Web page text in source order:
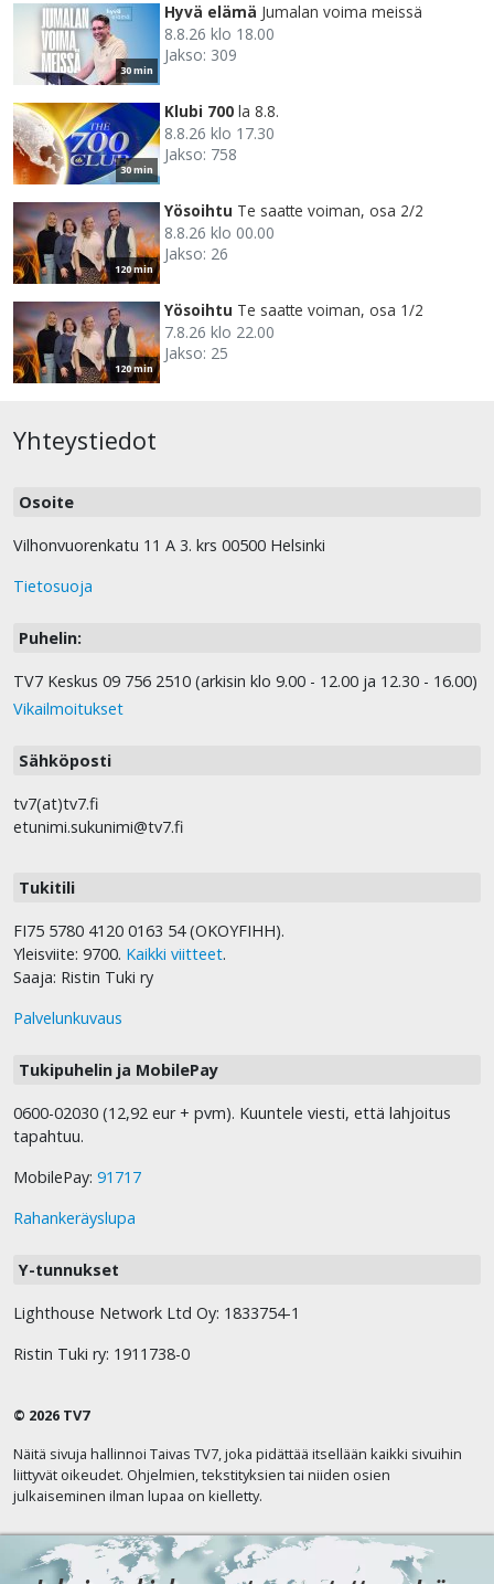
30 min
Hyvä elämä Jumalan voima meissä
8.8.26 klo 18.00
Jakso: 309
30 min
Klubi 700 la 8.8.
8.8.26 klo 17.30
Jakso: 758
120 min
Yösoihtu Te saatte voiman, osa 2/2
8.8.26 klo 00.00
Jakso: 26
120 min
Yösoihtu Te saatte voiman, osa 1/2
7.8.26 klo 22.00
Jakso: 25
Yhteystiedot
Osoite
Vilhonvuorenkatu 11 A 3. krs 00500 Helsinki
Tietosuoja
Puhelin:
TV7 Keskus 09 756 2510 (arkisin klo 9.00 - 12.00 ja 12.30 - 16.00)
Vikailmoitukset
Sähköposti
tv7(at)tv7.fi
etunimi.sukunimi@tv7.fi
Tukitili
FI75 5780 4120 0163 54 (OKOYFIHH).
Yleisviite: 9700. Kaikki viitteet.
Saaja: Ristin Tuki ry
Palvelunkuvaus
Tukipuhelin ja MobilePay
0600-02030 (12,92 eur + pvm). Kuuntele viesti, että lahjoitus
tapahtuu.
MobilePay: 91717
Rahankeräyslupa
Y-tunnukset
Lighthouse Network Ltd Oy: 1833754-1
Ristin Tuki ry: 1911738-0
© 2026 TV7
Näitä sivuja hallinnoi Taivas TV7, joka pidättää itsellään kaikki sivuihin
liittyvät oikeudet. Ohjelmien, tekstityksien tai niiden osien
julkaiseminen ilman lupaa on kielletty.